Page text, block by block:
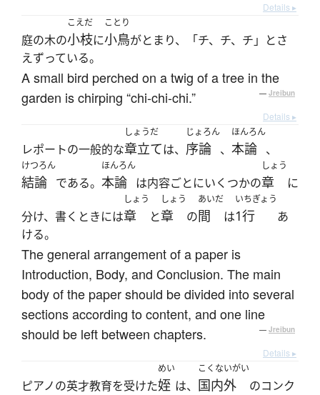
Details ▸
庭の木の
こえだ
小枝に
ことり
小鳥がとまり、「チ、チ、チ」とさ
えずっている。
A small bird perched on a twig of a tree in the
garden is chirping “chi-chi-chi.”
— Jreibun
Details ▸
レポートの一般的な
しょうだ
章立ては、
じょろん
序論 、
ほんろん
本論 、
けつろん
結論 である。
ほんろん
本論 は内容ごとにいくつかの
しょう
章 に
分け、書くときには
しょう
章 と
しょう
章 の
あいだ
間 は
いちぎょう
1行
あ
ける。
The general arrangement of a paper is
Introduction, Body, and Conclusion. The main
body of the paper should be divided into several
sections according to content, and one line
should be left between chapters.
— Jreibun
Details ▸
ピアノの英才教育を受けた
めい
姪 は、
こくないがい
国内外 のコンク